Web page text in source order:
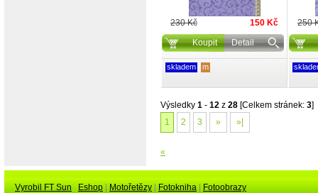
230 Kč
150 Kč
Koupit
Detail
skladem m
250
Výsledky 1 - 12 z 28 [Celkem stránek: 3]
1
2 3 » »|
«
Vyrobil FT Sun Eshop Motořetězy Fotokniha Fotoobrazy